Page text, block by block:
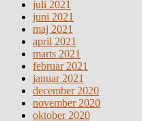
juli 2021
juni 2021
maj 2021
april 2021
marts 2021
februar 2021
januar 2021
december 2020
november 2020
oktober 2020